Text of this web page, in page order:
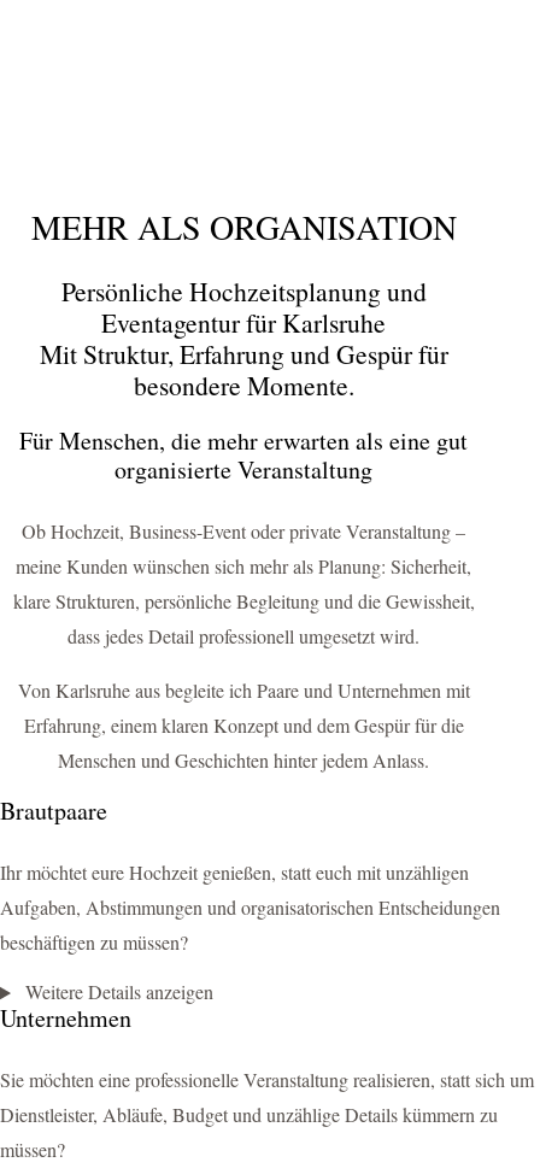
MEHR ALS ORGANISATION
Persönliche Hochzeitsplanung und
Eventagentur für Karlsruhe
Mit Struktur, Erfahrung und Gespür für
besondere Momente.
Für Menschen, die mehr erwarten als eine gut
organisierte Veranstaltung
Ob Hochzeit, Business-Event oder private Veranstaltung –
meine Kunden wünschen sich mehr als Planung: Sicherheit,
klare Strukturen, persönliche Begleitung und die Gewissheit,
dass jedes Detail professionell umgesetzt wird.
Von Karlsruhe aus begleite ich Paare und Unternehmen mit
Erfahrung, einem klaren Konzept und dem Gespür für die
Menschen und Geschichten hinter jedem Anlass.
Brautpaare
Ihr möchtet eure Hochzeit genießen, statt euch mit unzähligen
Aufgaben, Abstimmungen und organisatorischen Entscheidungen
beschäftigen zu müssen?
Weitere Details anzeigen
Unternehmen
Sie möchten eine professionelle Veranstaltung realisieren, statt sich um
Dienstleister, Abläufe, Budget und unzählige Details kümmern zu
müssen?